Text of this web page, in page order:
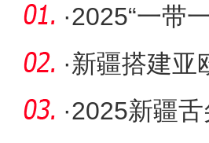
·2025“一带
练营开
·新疆搭建亚
·2025新疆